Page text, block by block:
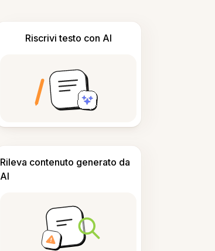
Riscrivi testo con AI
Rileva contenuto generato da
AI